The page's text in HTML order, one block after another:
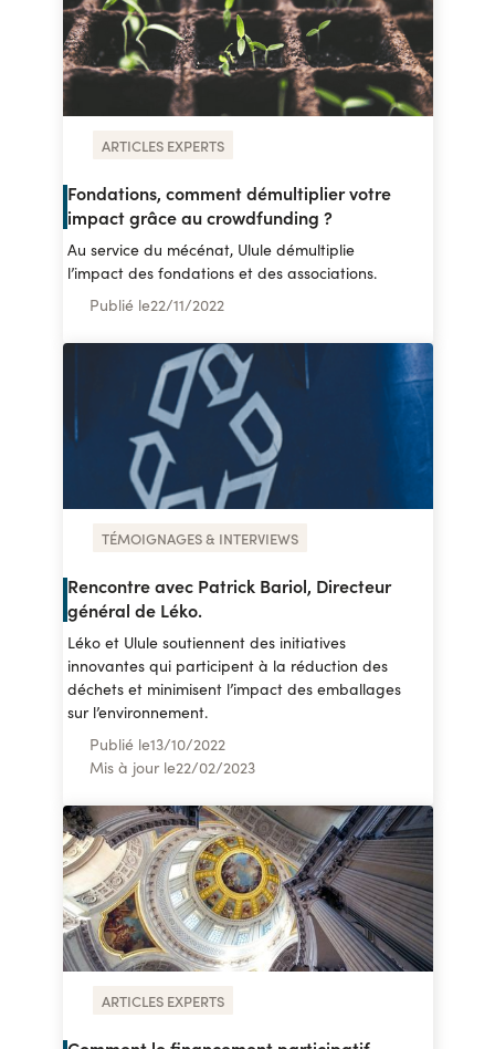
ARTICLES EXPERTS
Fondations, comment démultiplier votre
impact grâce au crowdfunding ?
Au service du mécénat, Ulule démultiplie
l’impact des fondations et des associations.
Publié le22/11/2022
TÉMOIGNAGES & INTERVIEWS
Rencontre avec Patrick Bariol, Directeur
général de Léko.
Léko et Ulule soutiennent des initiatives
innovantes qui participent à la réduction des
déchets et minimisent l’impact des emballages
sur l’environnement.
Publié le13/10/2022
Mis à jour le22/02/2023
ARTICLES EXPERTS